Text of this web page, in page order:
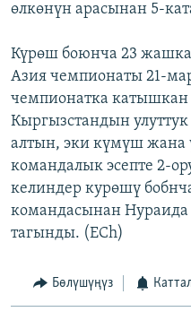
өлкөнүн арасынан 5-
Күрөш боюнча 23
Азия чемпионаты 21-
чемпионатка
Кыргызстандын
алтын, эки күмүш жана
командалык эсепте 2-
келиндер курөшү
командасынан Нураида
тагынды. (ECh)
Бөлүшүңүз